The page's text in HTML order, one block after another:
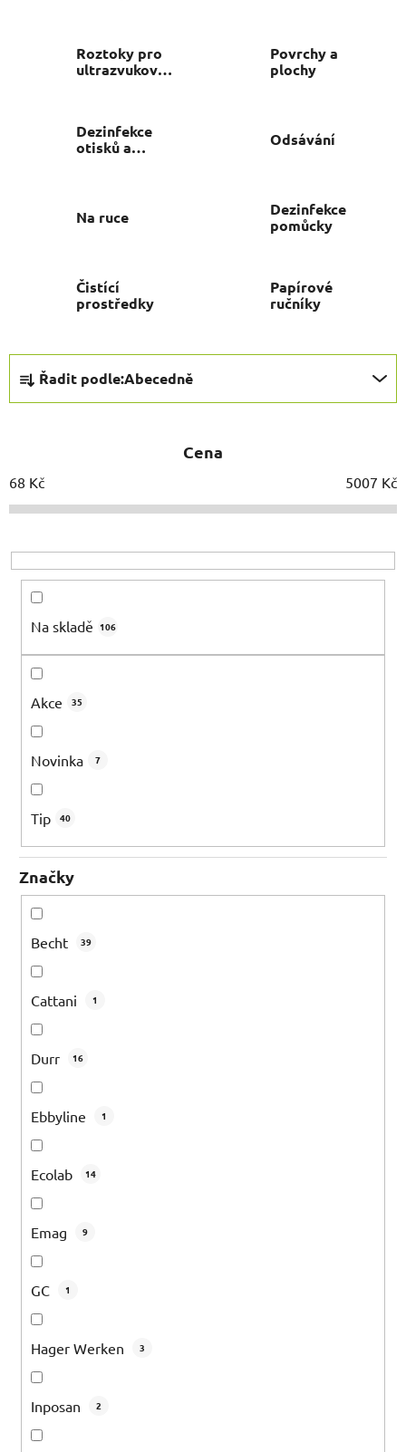
Roztoky pro
ultrazvukové
Povrchy a
plochy
Dezinfekce
otisků a
Odsávání
Na ruce
Dezinfekce
pomůcky
Čistící
prostředky
Papírové
ručníky
Ř
z
í
p
o
d
Řadit podle:Abecedně
Cena
68 Kč 5007 Kč
Na skladě 106
Akce 35
Novinka 7
Tip 40
Značky
Becht 39
Cattani 1
Durr 16
Ebbyline 1
Ecolab 14
Emag 9
GC 1
Hager Werken 3
Inposan 2